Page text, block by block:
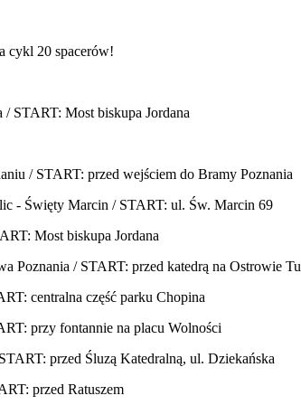
cykl 20 spacerów!
START: Most biskupa Jordana
/ START: przed wejściem do Bramy Poznania
- Święty Marcin / START: ul. Św. Marcin 69
Most biskupa Jordana
Poznania / START: przed katedrą na Ostrowie
centralna część parku Chopina
przy fontannie na placu Wolności
przed Śluzą Katedralną, ul. Dziekańska
przed Ratuszem